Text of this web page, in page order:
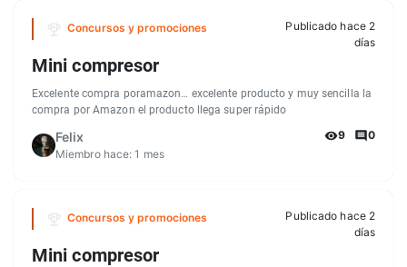
Concursos y promociones
Publicado hace 2
días
Mini compresor
Excelente compra poramazon… excelente producto y muy sencilla la
compra por Amazon el producto llega super rápido
Felix
Miembro hace:1 mes
9 0
Concursos y promociones
Publicado hace 2
días
Mini compresor